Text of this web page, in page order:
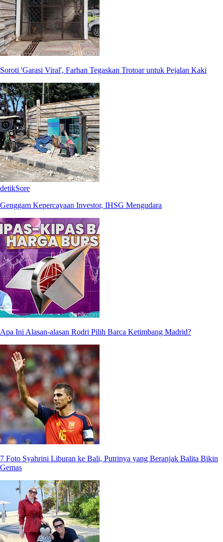
Soroti 'Garasi Viral', Farhan Tegaskan Trotoar untuk Pejalan Kaki
detikSore
Genggam Kepercayaan Investor, IHSG Mengudara
Apa Ini Alasan-alasan Rodri Pilih Barca Ketimbang Madrid?
7 Foto Syahrini Liburan ke Bali, Putrinya yang Beranjak Balita Bikin
Gemas